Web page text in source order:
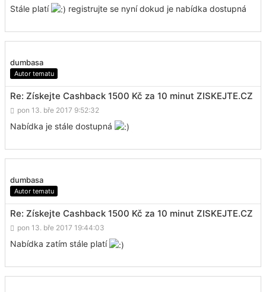
Stále platí registrujte se nyní dokud je nabídka dostupná
dumbasa
Autor tematu
Re: Získejte Cashback 1500 Kč za 10 minut ZISKEJTE.CZ
pon 13. bře 2017 9:52:32
Nabídka je stále dostupná
dumbasa
Autor tematu
Re: Získejte Cashback 1500 Kč za 10 minut ZISKEJTE.CZ
pon 13. bře 2017 19:44:03
Nabídka zatím stále platí